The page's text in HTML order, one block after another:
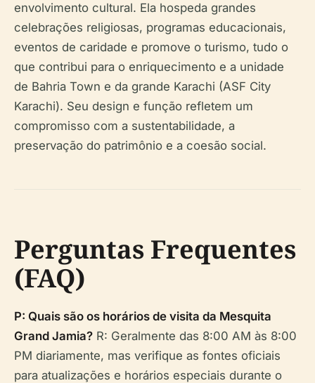
envolvimento cultural. Ela hospeda grandes
celebrações religiosas, programas educacionais,
eventos de caridade e promove o turismo, tudo o
que contribui para o enriquecimento e a unidade
de Bahria Town e da grande Karachi (ASF City
Karachi). Seu design e função refletem um
compromisso com a sustentabilidade, a
preservação do patrimônio e a coesão social.
Perguntas Frequentes
(FAQ)
P: Quais são os horários de visita da Mesquita
Grand Jamia? R: Geralmente das 8:00 AM às 8:00
PM diariamente, mas verifique as fontes oficiais
para atualizações e horários especiais durante o